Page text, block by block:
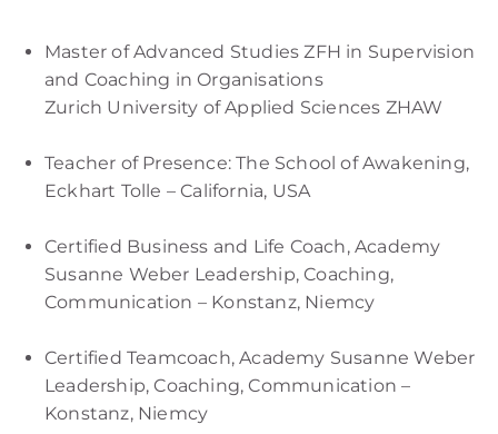
Master of Advanced Studies ZFH in Supervision
and Coaching in Organisations
Zurich University of Applied Sciences ZHAW
Teacher of Presence: The School of Awakening,
Eckhart Tolle – California, USA
Certified Business and Life Coach, Academy
Susanne Weber Leadership, Coaching,
Communication – Konstanz, Niemcy
Certified Teamcoach, Academy Susanne Weber
Leadership, Coaching, Communication –
Konstanz, Niemcy